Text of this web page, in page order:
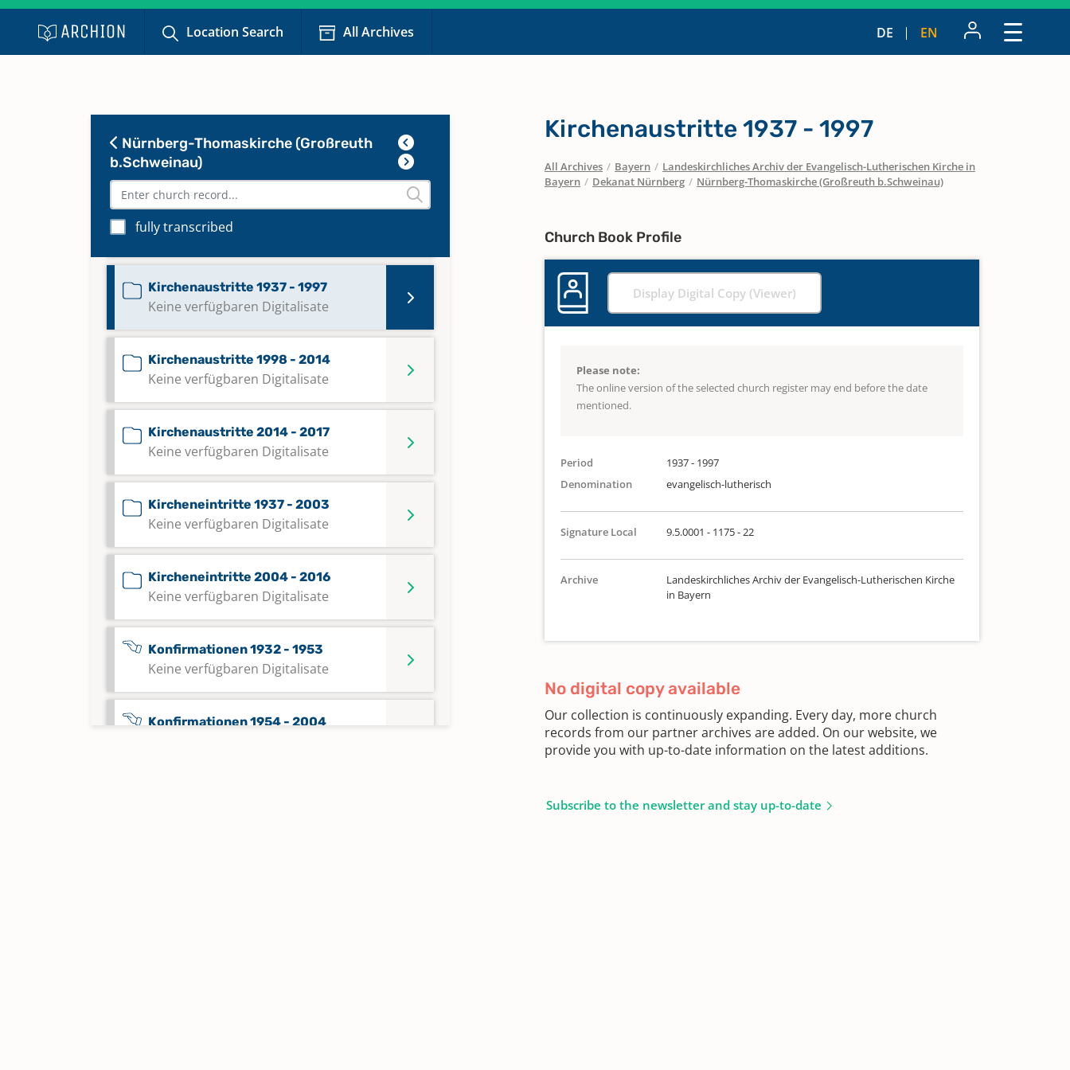
Location Search All Archives DE EN
Nürnberg-Thomaskirche (Großreuth
b.Schweinau)
fully transcribed
Bestattungen 1932 - 1954
Bestattungen 1973 - 2004
Bestattungen 2005 - 2016
Keine verfügbaren Digitalisate
Kirchenaustritte 1937 - 1997
Keine verfügbaren Digitalisate
Kirchenaustritte 1998 - 2014
Keine verfügbaren Digitalisate
Kirchenaustritte 2014 - 2017
Keine verfügbaren Digitalisate
Kircheneintritte 1937 - 2003
Keine verfügbaren Digitalisate
Kircheneintritte 2004 - 2016
Keine verfügbaren Digitalisate
Konfirmationen 1932 - 1953
Keine verfügbaren Digitalisate
Konfirmationen 1954 - 2004
Kirchenaustritte 1937 - 1997
All Archives / Bayern / Landeskirchliches Archiv der Evangelisch-Lutherischen Kirche in
Bayern / Dekanat Nürnberg / Nürnberg-Thomaskirche (Großreuth b.Schweinau)
Church Book Profile
Display Digital Copy (Viewer)
Please note:
The online version of the selected church register may end before the date
mentioned.
Period
1937 - 1997
Denomination
evangelisch-lutherisch
Signature Local 9.5.0001 - 1175 - 22
Archive
Landeskirchliches Archiv der Evangelisch-Lutherischen Kirche
in Bayern
No digital copy available
Our collection is continuously expanding. Every day, more church
records from our partner archives are added. On our website, we
provide you with up-to-date information on the latest additions.
Subscribe to the newsletter and stay up-to-date